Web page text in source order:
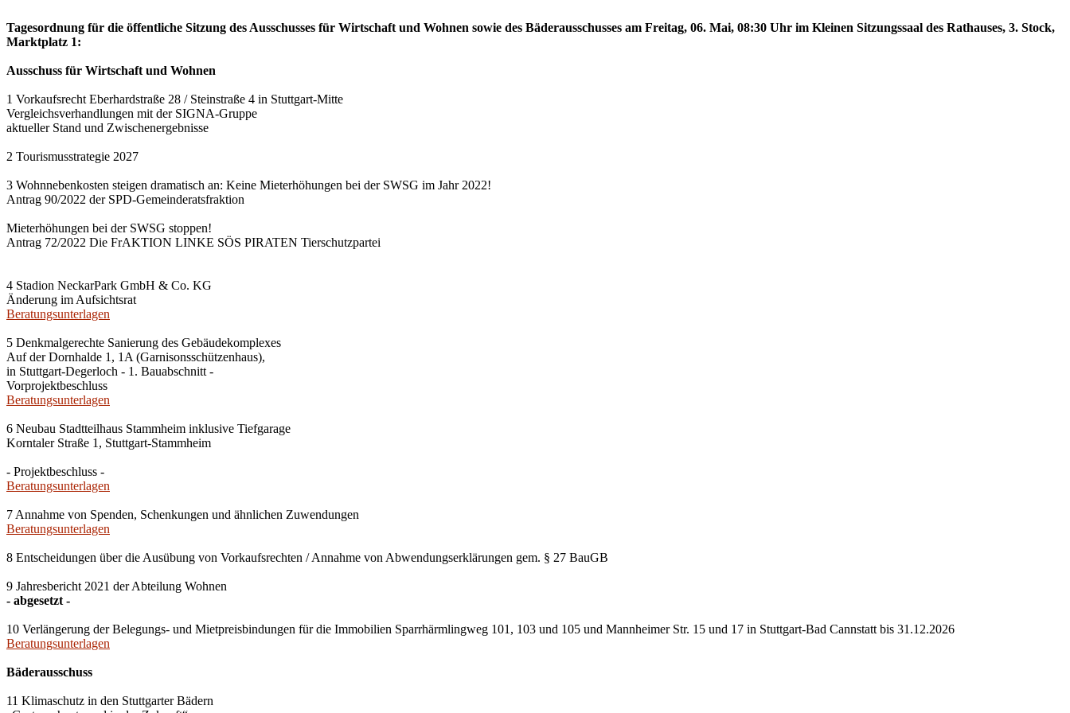
Tagesordnung für die öffentliche Sitzung des Ausschusses für Wirtschaft und Wohnen sowie des Bäderausschusses am Freitag, 06. Mai, 08:30 Uhr im Kleinen Sitzungssaal des Rathauses, 3. Stock,
Marktplatz 1:
Ausschuss für Wirtschaft und Wohnen
1 Vorkaufsrecht Eberhardstraße 28 / Steinstraße 4 in Stuttgart-Mitte
Vergleichsverhandlungen mit der SIGNA-Gruppe
aktueller Stand und Zwischenergebnisse
2 Tourismusstrategie 2027
3 Wohnnebenkosten steigen dramatisch an: Keine Mieterhöhungen bei der SWSG im Jahr 2022!
Antrag 90/2022 der SPD-Gemeinderatsfraktion
Mieterhöhungen bei der SWSG stoppen!
Antrag 72/2022 Die FrAKTION LINKE SÖS PIRATEN Tierschutzpartei
4 Stadion NeckarPark GmbH & Co. KG
Änderung im Aufsichtsrat
Beratungsunterlagen
5 Denkmalgerechte Sanierung des Gebäudekomplexes
Auf der Dornhalde 1, 1A (Garnisonsschützenhaus),
in Stuttgart-Degerloch - 1. Bauabschnitt -
Vorprojektbeschluss
Beratungsunterlagen
6 Neubau Stadtteilhaus Stammheim inklusive Tiefgarage
Korntaler Straße 1, Stuttgart-Stammheim
- Projektbeschluss -
Beratungsunterlagen
7 Annahme von Spenden, Schenkungen und ähnlichen Zuwendungen
Beratungsunterlagen
8 Entscheidungen über die Ausübung von Vorkaufsrechten / Annahme von Abwendungserklärungen gem. § 27 BauGB
9 Jahresbericht 2021 der Abteilung Wohnen
- abgesetzt -
10 Verlängerung der Belegungs- und Mietpreisbindungen für die Immobilien Sparrhärmlingweg 101, 103 und 105 und Mannheimer Str. 15 und 17 in Stuttgart-Bad Cannstatt bis 31.12.2026
Beratungsunterlagen
Bäderausschuss
11 Klimaschutz in den Stuttgarter Bädern